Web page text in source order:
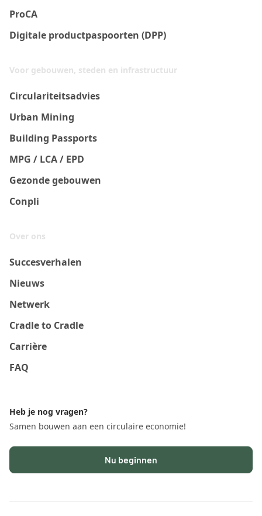
ProCA
Digitale productpaspoorten (DPP)
Voor gebouwen, steden en infrastructuur
Circulariteitsadvies
Urban Mining
Building Passports
MPG / LCA / EPD
Gezonde gebouwen
Conpli
Over ons
Succesverhalen
Nieuws
Netwerk
Cradle to Cradle
Carrière
FAQ
Heb je nog vragen?
Samen bouwen aan een circulaire economie!
Nu beginnen